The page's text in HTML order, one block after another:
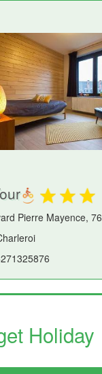
Pierre Mayence, 76
Holiday